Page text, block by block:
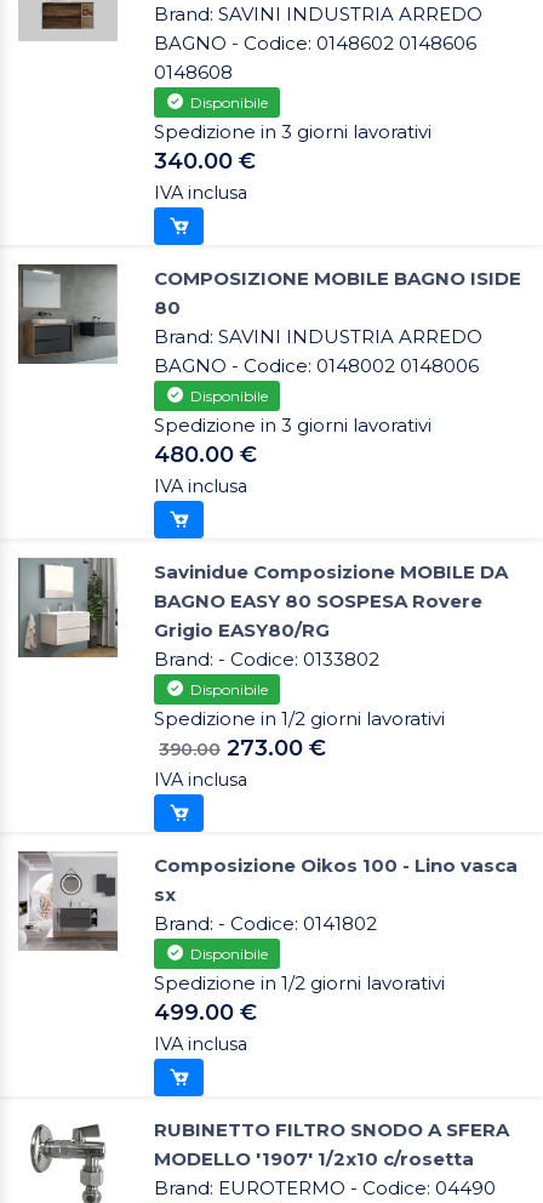
Brand: SAVINI INDUSTRIA ARREDO
BAGNO - Codice: 0148602 0148606
0148608
Disponibile
Spedizione in 3 giorni lavorativi
340.00 €
IVA inclusa
COMPOSIZIONE MOBILE BAGNO ISIDE
80
Brand: SAVINI INDUSTRIA ARREDO
BAGNO - Codice: 0148002 0148006
Disponibile
Spedizione in 3 giorni lavorativi
480.00 €
IVA inclusa
Savinidue Composizione MOBILE DA
BAGNO EASY 80 SOSPESA Rovere
Grigio EASY80/RG
Brand: - Codice: 0133802
Disponibile
Spedizione in 1/2 giorni lavorativi
390.00 273.00 €
IVA inclusa
Composizione Oikos 100 - Lino vasca
sx
Brand: - Codice: 0141802
Disponibile
Spedizione in 1/2 giorni lavorativi
499.00 €
IVA inclusa
RUBINETTO FILTRO SNODO A SFERA
MODELLO '1907' 1/2x10 c/rosetta
Brand: EUROTERMO - Codice: 04490